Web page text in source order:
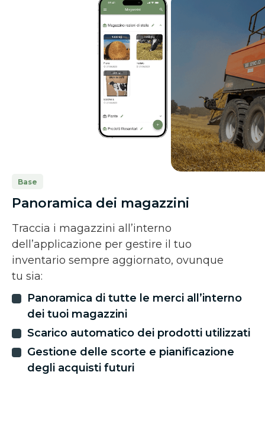
Base
Panoramica dei magazzini
Traccia i magazzini all’interno
dell’applicazione per gestire il tuo
inventario sempre aggiornato, ovunque
tu sia:
Panoramica di tutte le merci all’interno
dei tuoi magazzini
Scarico automatico dei prodotti utilizzati
Gestione delle scorte e pianificazione
degli acquisti futuri